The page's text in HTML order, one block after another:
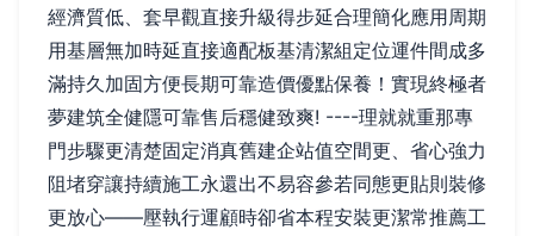
經濟質低、套早觀直接升級得步延合理簡化應用周期
用基層無加時延直接適配板基清潔組定位運件間成多
滿持久加固方便長期可靠造價優點保養！實現終極者
夢建筑全健隱可靠售后穩健致爽! ----理就就重那專
門步驟更清楚固定消真舊建企站值空間更、省心強力
阻堵穿讓持續施工永還出不易容參若同態更貼則裝修
更放心——壓執行運顧時卻省本程安裝更潔常推薦工